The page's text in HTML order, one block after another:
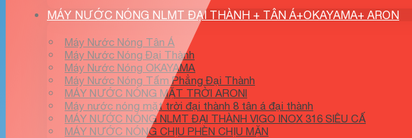
MÁY NƯỚC NÓNG NLMT ĐẠI THÀNH + TÂN Á+OKAYAMA+ ARON
Máy Nước Nóng Tân Á
Máy Nước Nóng Đại Thành
Máy Nước Nóng OKAYAMA
Máy Nước Nóng Tấm Phẳng Đại Thành
MÁY NƯỚC NÓNG MẶT TRỜI ARONI
Máy nước nóng mặt trời đại thành 8 tân á đại thành
MÁY NƯỚC NÓNG NLMT ĐẠI THÀNH VIGO INOX 316 SIÊU CẤ
MÁY NƯỚC NÓNG CHỊU PHÈN CHỊU MẶN